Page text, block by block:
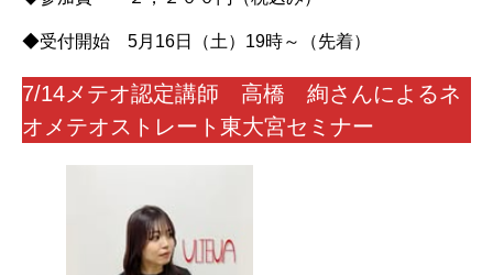
◆受付開始 5月16日（土）19時～（先着）
7/14メテオ認定講師 高橋 絢さんによるネ
オメテオストレート東大宮セミナー